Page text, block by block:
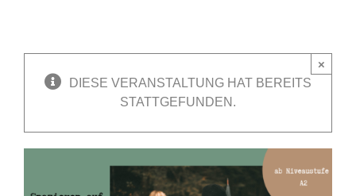
DIESE VERANSTALTUNG HAT BEREITS
STATTGEFUNDEN.
×